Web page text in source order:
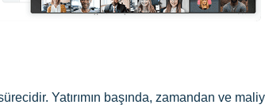
Yatırımın başında, zamandan ve